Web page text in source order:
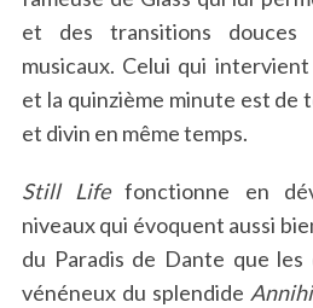
et des transitions douces
musicaux. Celui qui
et la quinzième minute est de
et divin en même temps.
Still Lifefonctionne en
niveaux qui évoquent aussi
du Paradis de Dante que
vénéneux du splendide